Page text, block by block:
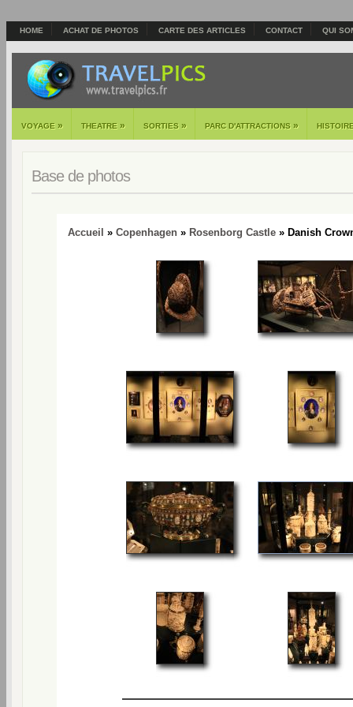
HOME ACHAT DE PHOTOS CARTE DES ARTICLES CONTACT QUI
VOYAGE » THEATRE » SORTIES » PARC D'ATTRACTIONS »
Base de photos
Accueil » Copenhagen » Rosenborg Castle » Danish